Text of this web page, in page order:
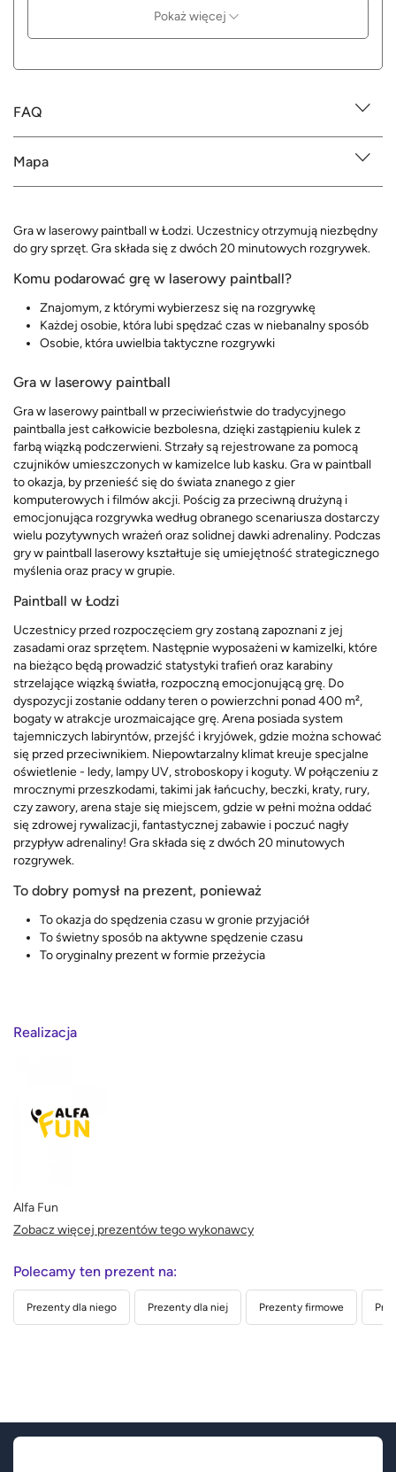
Pokaż więcej
FAQ
Mapa
Gra w laserowy paintball w Łodzi. Uczestnicy otrzymują niezbędny
do gry sprzęt. Gra składa się z dwóch 20 minutowych rozgrywek.
Komu podarować grę w laserowy paintball?
Znajomym, z którymi wybierzesz się na rozgrywkę
Każdej osobie, która lubi spędzać czas w niebanalny sposób
Osobie, która uwielbia taktyczne rozgrywki
Gra w laserowy paintball
Gra w laserowy paintball w przeciwieństwie do tradycyjnego
paintballa jest całkowicie bezbolesna, dzięki zastąpieniu kulek z
farbą wiązką podczerwieni. Strzały są rejestrowane za pomocą
czujników umieszczonych w kamizelce lub kasku. Gra w paintball
to okazja, by przenieść się do świata znanego z gier
komputerowych i filmów akcji. Pościg za przeciwną drużyną i
emocjonująca rozgrywka według obranego scenariusza dostarczy
wielu pozytywnych wrażeń oraz solidnej dawki adrenaliny. Podczas
gry w paintball laserowy kształtuje się umiejętność strategicznego
myślenia oraz pracy w grupie.
Paintball w Łodzi
Uczestnicy przed rozpoczęciem gry zostaną zapoznani z jej
zasadami oraz sprzętem. Następnie wyposażeni w kamizelki, które
na bieżąco będą prowadzić statystyki trafień oraz karabiny
strzelające wiązką światła, rozpoczną emocjonującą grę. Do
dyspozycji zostanie oddany teren o powierzchni ponad 400 m²,
bogaty w atrakcje urozmaicające grę. Arena posiada system
tajemniczych labiryntów, przejść i kryjówek, gdzie można schować
się przed przeciwnikiem. Niepowtarzalny klimat kreuje specjalne
oświetlenie - ledy, lampy UV, stroboskopy i koguty. W połączeniu z
mrocznymi przeszkodami, takimi jak łańcuchy, beczki, kraty, rury,
czy zawory, arena staje się miejscem, gdzie w pełni można oddać
się zdrowej rywalizacji, fantastycznej zabawie i poczuć nagły
przypływ adrenaliny! Gra składa się z dwóch 20 minutowych
rozgrywek.
To dobry pomysł na prezent, ponieważ
To okazja do spędzenia czasu w gronie przyjaciół
To świetny sposób na aktywne spędzenie czasu
To oryginalny prezent w formie przeżycia
Realizacja
Alfa Fun
Zobacz więcej prezentów tego wykonawcy
Polecamy ten prezent na:
Prezenty dla niego Prezenty dla niej Prezenty firmowe